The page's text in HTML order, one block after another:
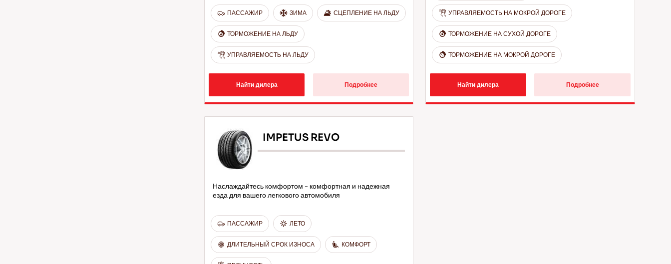
ПАССАЖИР ЗИМА СЦЕПЛЕНИЕ НА ЛЬДУ
ТОРМОЖЕНИЕ НА ЛЬДУ
УПРАВЛЯЕМОСТЬ НА ЛЬДУ
Найти дилера Подробнее
УПРАВЛЯЕМОСТЬ НА МОКРОЙ ДОРОГЕ
ТОРМОЖЕНИЕ НА СУХОЙ ДОРОГЕ
ТОРМОЖЕНИЕ НА МОКРОЙ ДОРОГЕ
Найти дилера Подробнее
IMPETUS REVO
Наслаждайтесь комфортом - комфортная и надежная
езда для вашего легкового автомобиля
ПАССАЖИР ЛЕТО
ДЛИТЕЛЬНЫЙ СРОК ИЗНОСА КОМФОРТ